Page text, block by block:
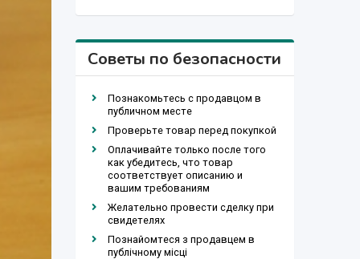
Советы по безопасности
Познакомьтесь с продавцом в
публичном месте
Проверьте товар перед покупкой
Оплачивайте только после того
как убедитесь, что товар
соответствует описанию и
вашим требованиям
Желательно провести сделку при
свидетелях
Познайомтеся з продавцем в
публічному місці